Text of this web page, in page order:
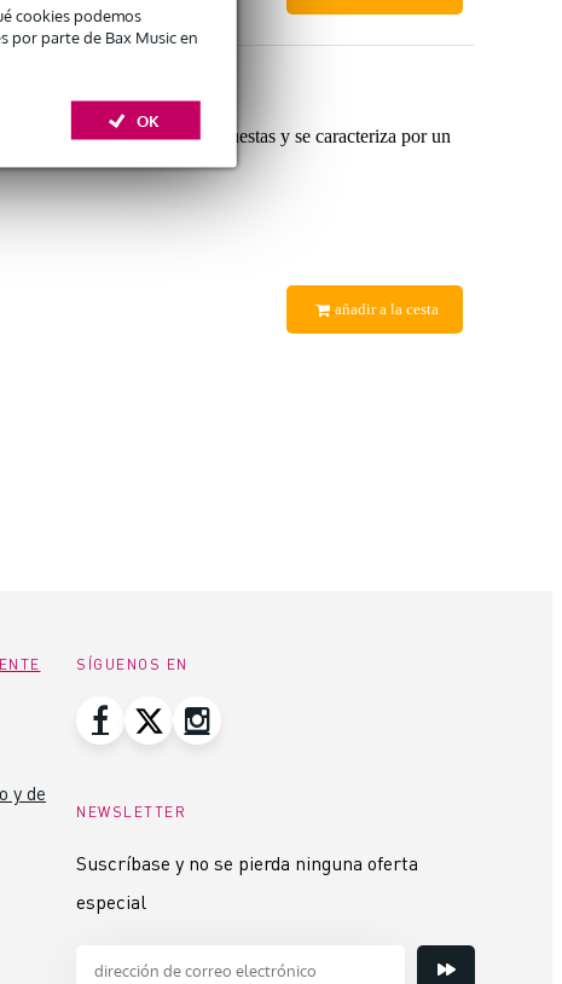
cookies podemos
por parte de Bax Music en
OK
para conjuntos y orquestas y se caracteriza por un
añadir a la cesta
y de
SÍGUENOS EN
NEWSLETTER
Suscríbase y no se pierda ninguna oferta
especial